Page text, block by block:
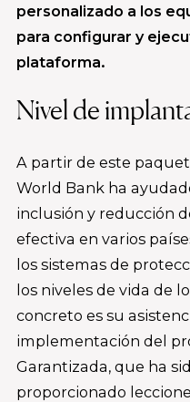
personalizado a los
para configurar y
plataforma.
Nivel de
A partir de este
World Bank ha
inclusión y reducción
efectiva en varios
los sistemas de
los niveles de vida de
concreto es su
implementación del
Garantizada, que ha
proporcionado